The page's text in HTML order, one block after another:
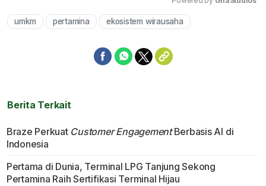
umkm pertamina ekosistem wirausaha
Berita Terkait
Braze Perkuat Customer EngagementBerbasis AI di
Indonesia
Pertama di Dunia, Terminal LPG Tanjung Sekong
Pertamina Raih Sertifikasi Terminal Hijau